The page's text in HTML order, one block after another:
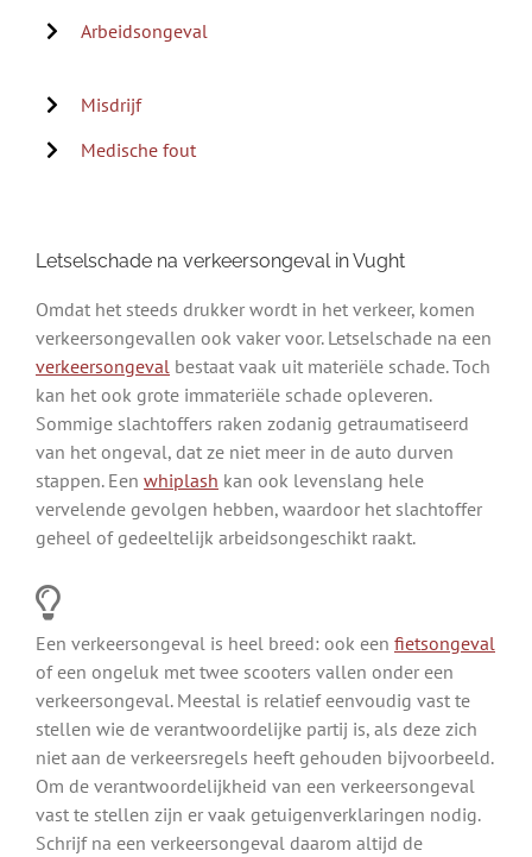
Arbeidsongeval
Misdrijf
Medische fout
Letselschade na verkeersongeval in Vught
Omdat het steeds drukker wordt in het verkeer, komen
verkeersongevallen ook vaker voor. Letselschade na een
verkeersongeval bestaat vaak uit materiële schade. Toch
kan het ook grote immateriële schade opleveren.
Sommige slachtoffers raken zodanig getraumatiseerd
van het ongeval, dat ze niet meer in de auto durven
stappen. Een whiplash kan ook levenslang hele
vervelende gevolgen hebben, waardoor het slachtoffer
geheel of gedeeltelijk arbeidsongeschikt raakt.
Een verkeersongeval is heel breed: ook een fietsongeval
of een ongeluk met twee scooters vallen onder een
verkeersongeval. Meestal is relatief eenvoudig vast te
stellen wie de verantwoordelijke partij is, als deze zich
niet aan de verkeersregels heeft gehouden bijvoorbeeld.
Om de verantwoordelijkheid van een verkeersongeval
vast te stellen zijn er vaak getuigenverklaringen nodig.
Schrijf na een verkeersongeval daarom altijd de